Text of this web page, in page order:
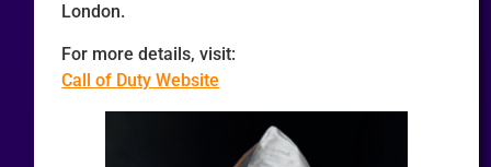
London.
For more details, visit:
Call of Duty Website